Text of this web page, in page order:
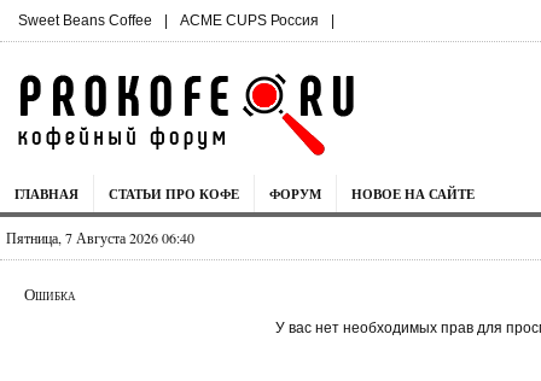
Sweet Beans Coffee | ACME CUPS Россия |
ГЛАВНАЯ СТАТЬИ ПРО КОФЕ ФОРУМ НОВОЕ НА САЙТЕ
Пятница, 7 Августа 2026 06:40
Ошибка
У вас нет необходимых прав для